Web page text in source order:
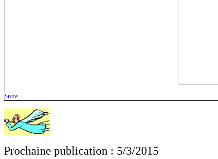
Suite ...
Prochaine publication : 5/3/2015